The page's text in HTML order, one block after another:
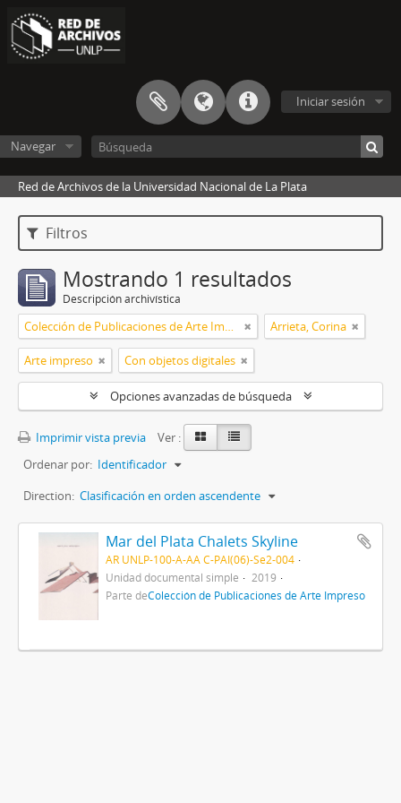
Iniciar sesión
Navegar
Red de Archivos de la Universidad Nacional de La Plata
Filtros
Mostrando 1 resultados
Descripción archivística
Colección de Publicaciones de Arte Impreso Arrieta, Corina
Arte impreso Con objetos digitales
Opciones avanzadas de búsqueda
Imprimir vista previa
Ver :
Ordenar por: Identificador
Direction: Clasificación en orden ascendente
Mar del Plata Chalets Skyline
AR UNLP-100-A-AA C-PAI(06)-Se2-004
Unidad documental simple
2019
Parte deColección de Publicaciones de Arte Impreso